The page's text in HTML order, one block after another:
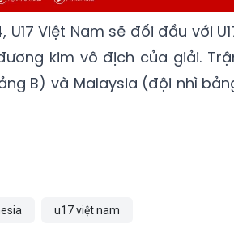
Việt Nam sẽ đối đầu với
kim vô địch của giải.
B) và Malaysia (đội nhì
u17 việt nam